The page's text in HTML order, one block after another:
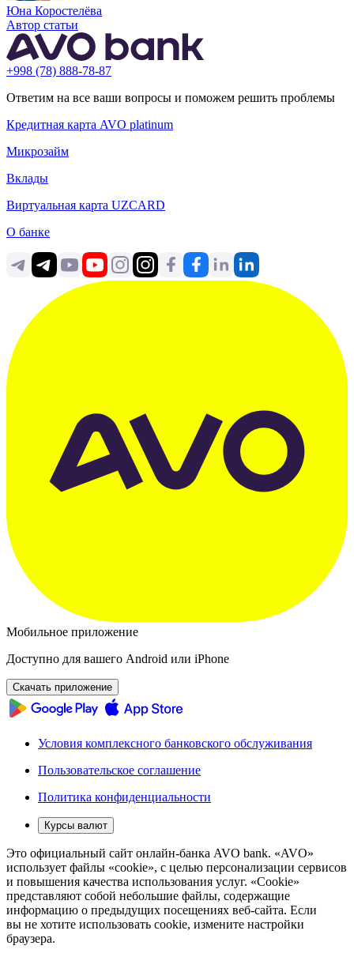
Юна Коростелёва
Автор статьи
+998 (78) 888-78-87
Ответим на все ваши вопросы и поможем решить проблемы
Кредитная карта AVO platinum
Микрозайм
Вклады
Виртуальная карта UZCARD
О банке
Мобильное приложение
Доступно для вашего Android или iPhone
Скачать приложение
Условия комплексного банковского обслуживания
Пользовательское соглашение
Политика конфиденциальности
Курсы валют
Это официальный сайт онлайн-банка AVO bank. «AVO»
использует файлы «cookie», с целью персонализации сервисов
и повышения качества использования услуг. «Cookie»
представляют собой небольшие файлы, содержащие
информацию о предыдущих посещениях веб-сайта. Если
вы не хотите использовать cookie, измените настройки
браузера.